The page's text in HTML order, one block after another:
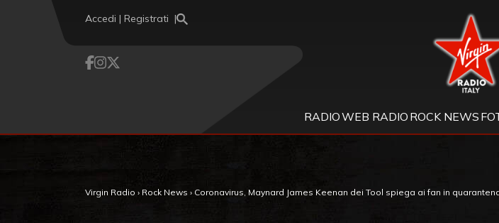
Accedi | Registrati
RADIOWEB RADIO ROCK NEWS
Virgin Radio › Rock News › Coronavirus, Maynard James Keenan dei Tool spiega ai fan in